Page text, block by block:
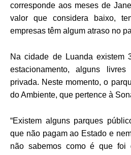
corresponde aos meses de
valor que considera baixo,
empresas têm algum atraso no
Na cidade de Luanda existem
estacionamento, alguns
privada. Neste momento, o
do Ambiente, que pertence à
“Existem alguns parques
que não pagam ao Estado e
não sabemos como é que foi